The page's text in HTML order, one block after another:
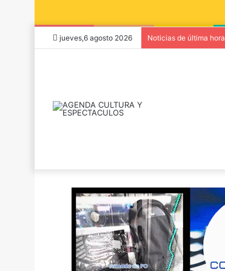
jueves,6 agosto 2026 Noticias de última hora